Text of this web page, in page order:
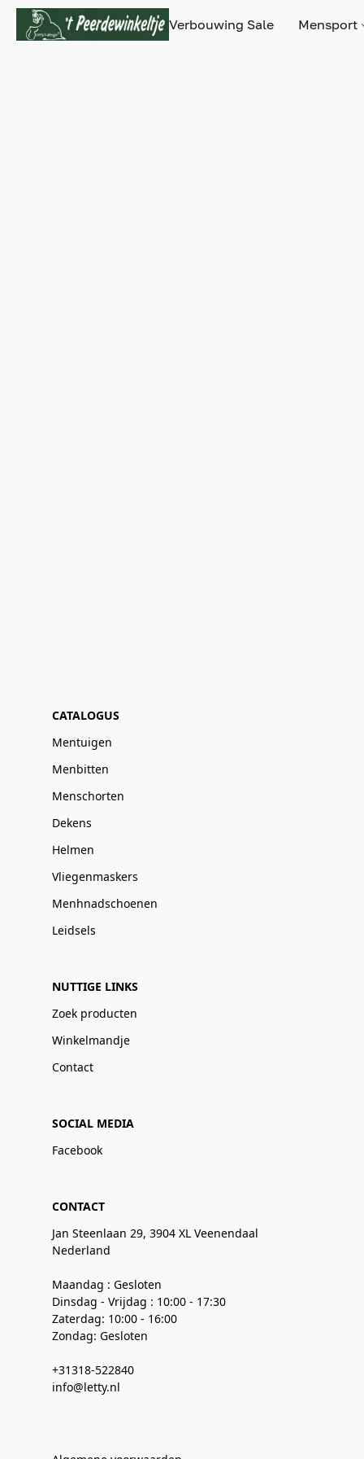
Verbouwing Sale Mensport
CATALOGUS
Mentuigen
Menbitten
Menschorten
Dekens
Helmen
Vliegenmaskers
Menhnadschoenen
Leidsels
NUTTIGE LINKS
Zoek producten
Winkelmandje
Contact
SOCIAL MEDIA
Facebook
CONTACT
Jan Steenlaan 29, 3904 XL Veenendaal
Nederland
Maandag : Gesloten
Dinsdag - Vrijdag : 10:00 - 17:30
Zaterdag: 10:00 - 16:00
Zondag: Gesloten
+31318-522840
info@letty.nl